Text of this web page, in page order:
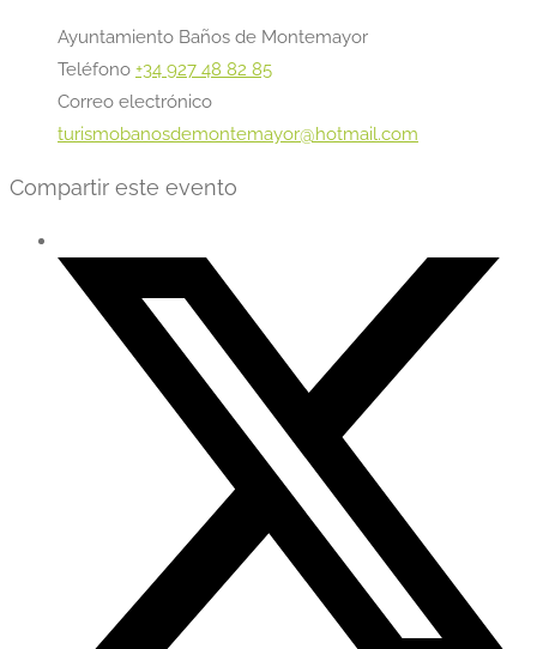
Ayuntamiento Baños de Montemayor
Teléfono +34 927 48 82 85
Correo electrónico
turismobanosdemontemayor@hotmail.com
Compartir este evento